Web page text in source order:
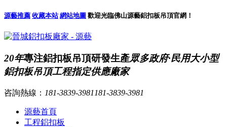
源藝推薦 收藏本站 網站地圖 歡迎光臨佛山源藝鋁扣板吊頂官網！
20年專注鋁扣板吊頂研發生產眾多政府·民用大小型
鋁扣板吊頂工程指定供應廠家
咨詢熱線： 181-3839-3981 181-3839-3981
源藝首頁
工程鋁扣板